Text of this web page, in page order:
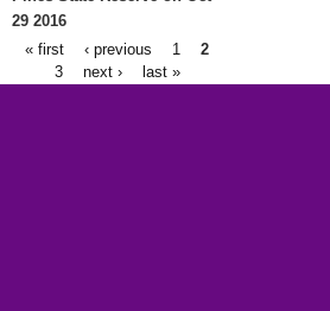
29 2016
Pages
« first ‹ previous 1
2
3
next › last »